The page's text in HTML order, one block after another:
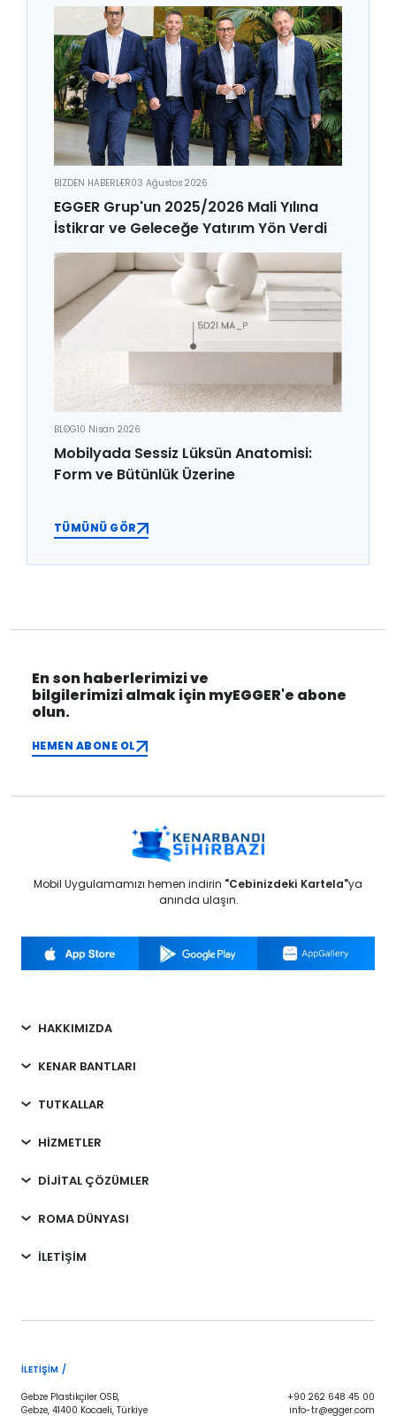
BİZDEN HABERLER03 Ağustos 2026
EGGER Grup'un 2025/2026 Mali Yılına
İstikrar ve Geleceğe Yatırım Yön Verdi
BLOG10 Nisan 2026
Mobilyada Sessiz Lüksün Anatomisi:
Form ve Bütünlük Üzerine
TÜMÜNÜ GÖR
En son haberlerimizi ve
bilgilerimizi almak için myEGGER'e abone
olun.
HEMEN ABONE OL
Mobil Uygulamamızı hemen indirin "Cebinizdeki Kartela"ya
anında ulaşın.
HAKKIMIZDA
KENAR BANTLARI
TUTKALLAR
HİZMETLER
DİJİTAL ÇÖZÜMLER
ROMA DÜNYASI
İLETİŞİM
İLETIŞIM /
Gebze Plastikçiler OSB,
Gebze, 41400 Kocaeli, Türkiye
+90 262 648 45 00
info-tr@egger.com